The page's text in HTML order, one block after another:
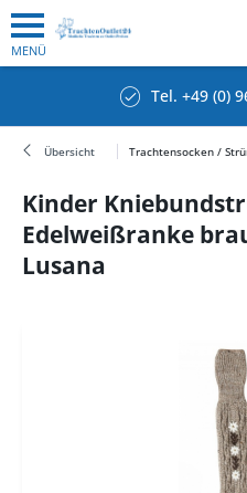
MENÜ
Tel. +49 (0)
Übersicht Trachtensocken /
Kinder
Edelweißranke
Lusana